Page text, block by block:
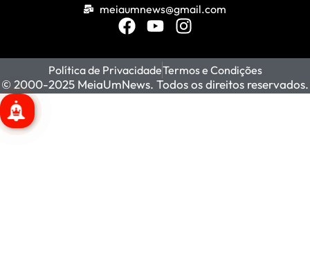
meiaumnews@gmail.com
Política de PrivacidadeTermos e Condições
© 2000-2025 MeiaUmNews. Todos os direitos reservados.